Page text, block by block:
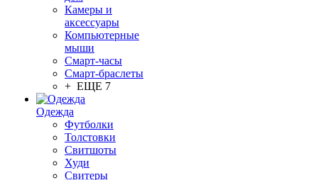
Камеры и
аксессуары
Компьютерные
мыши
Смарт-часы
Смарт-браслеты
+ ЕЩЕ 7
Одежда
Футболки
Толстовки
Свитшоты
Худи
Свитеры